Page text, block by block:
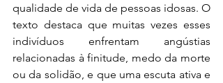
qualidade de vida de pessoas idosas. O
texto destaca que muitas vezes esses
indivíduos enfrentam angústias
relacionadas à finitude, medo da morte
ou da solidão, e que uma escuta ativa e